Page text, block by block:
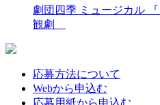
劇団四季 ミュージカル
観劇
応募方法について
Webから申込む